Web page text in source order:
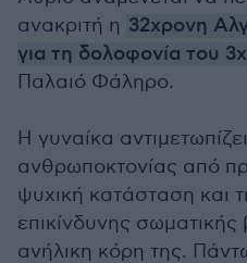
ανακριτή η 32χρονη
για τη δολοφονία του
Παλαιό Φάληρο.
Η γυναίκα
ανθρωποκτονίας από
ψυχική κατάσταση και
επικίνδυνης
ανήλικη κόρη της.